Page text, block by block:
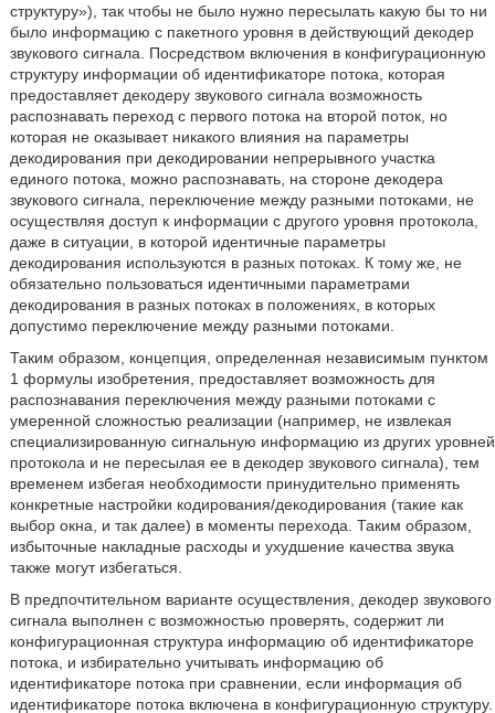
структуру»), так чтобы не было нужно пересылать какую бы то ни
было информацию с пакетного уровня в действующий декодер
звукового сигнала. Посредством включения в конфигурационную
структуру информации об идентификаторе потока, которая
предоставляет декодеру звукового сигнала возможность
распознавать переход с первого потока на второй поток, но
которая не оказывает никакого влияния на параметры
декодирования при декодировании непрерывного участка
единого потока, можно распознавать, на стороне декодера
звукового сигнала, переключение между разными потоками, не
осуществляя доступ к информации с другого уровня протокола,
даже в ситуации, в которой идентичные параметры
декодирования используются в разных потоках. К тому же, не
обязательно пользоваться идентичными параметрами
декодирования в разных потоках в положениях, в которых
допустимо переключение между разными потоками.
Таким образом, концепция, определенная независимым пунктом
1 формулы изобретения, предоставляет возможность для
распознавания переключения между разными потоками с
умеренной сложностью реализации (например, не извлекая
специализированную сигнальную информацию из других уровней
протокола и не пересылая ее в декодер звукового сигнала), тем
временем избегая необходимости принудительно применять
конкретные настройки кодирования/декодирования (такие как
выбор окна, и так далее) в моменты перехода. Таким образом,
избыточные накладные расходы и ухудшение качества звука
также могут избегаться.
В предпочтительном варианте осуществления, декодер звукового
сигнала выполнен с возможностью проверять, содержит ли
конфигурационная структура информацию об идентификаторе
потока, и избирательно учитывать информацию об
идентификаторе потока при сравнении, если информация об
идентификаторе потока включена в конфигурационную структуру.